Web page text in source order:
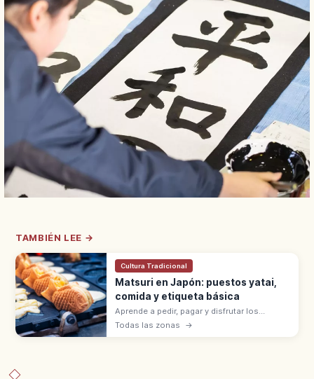
TAMBIÉN LEE →
Cultura Tradicional
Matsuri en Japón: puestos yatai,
comida y etiqueta básica
Aprende a pedir, pagar y disfrutar los
puestos de comida en los matsuri de
Todas las zonas →